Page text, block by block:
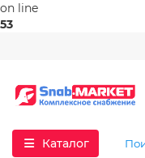
on line
53
Каталог